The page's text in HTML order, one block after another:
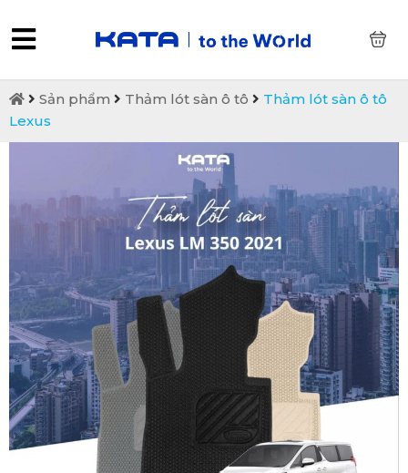
Sản phẩm Thảm lót sàn ô tô
Thảm lót sàn ô tô
Lexus